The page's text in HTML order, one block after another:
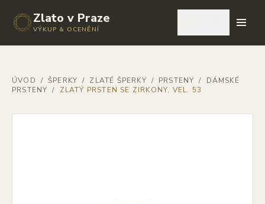
Zlato v Praze
VÝKUP & OCENĚNÍ
ÚVOD / ŠPERKY / ZLATÉ ŠPERKY / PRSTENY /
DÁMSKÉ
PRSTENY / ZLATÝ PRSTEN SE ZIRKONY, VEL. 53